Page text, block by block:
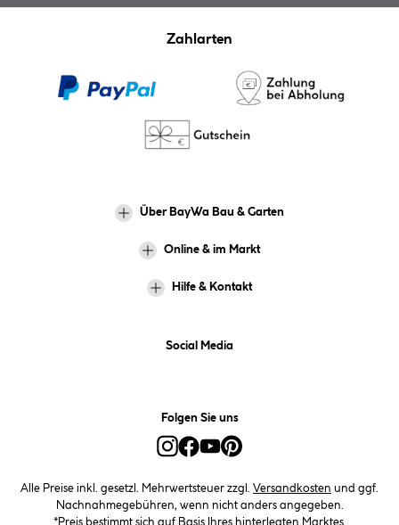
Zahlarten
Über BayWa Bau & Garten
Online & im Markt
Hilfe & Kontakt
Social Media
Folgen Sie uns
Alle Preise inkl. gesetzl. Mehrwertsteuer zzgl. Versandkosten und ggf.
Nachnahmegebühren, wenn nicht anders angegeben.
*Preis bestimmt sich auf Basis Ihres hinterlegten Marktes.